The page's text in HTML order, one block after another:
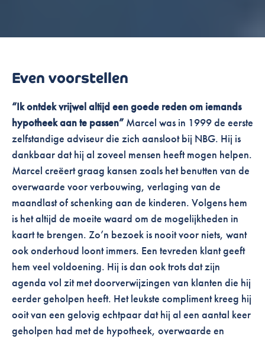
Even voorstellen
“Ik ontdek vrijwel altijd een goede reden om iemands
hypotheek aan te passen” Marcel was in 1999 de eerste
zelfstandige adviseur die zich aansloot bij NBG. Hij is
dankbaar dat hij al zoveel mensen heeft mogen helpen.
Marcel creëert graag kansen zoals het benutten van de
overwaarde voor verbouwing, verlaging van de
maandlast of schenking aan de kinderen. Volgens hem
is het altijd de moeite waard om de mogelijkheden in
kaart te brengen. Zo’n bezoek is nooit voor niets, want
ook onderhoud loont immers. Een tevreden klant geeft
hem veel voldoening. Hij is dan ook trots dat zijn
agenda vol zit met doorverwijzingen van klanten die hij
eerder geholpen heeft. Het leukste compliment kreeg hij
ooit van een gelovig echtpaar dat hij al een aantal keer
geholpen had met de hypotheek, overwaarde en